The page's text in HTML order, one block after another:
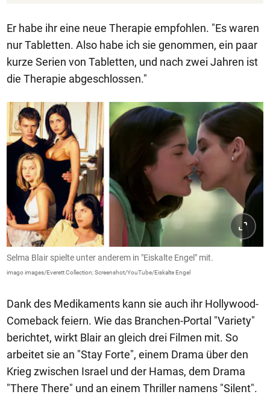
Er habe ihr eine neue Therapie empfohlen. "Es waren
nur Tabletten. Also habe ich sie genommen, ein paar
kurze Serien von Tabletten, und nach zwei Jahren ist
die Therapie abgeschlossen."
Selma Blair spielte unter anderem in "Eiskalte Engel" mit.
imago images/Everett Collection; Screenshot/YouTube/Eiskalte Engel
Dank des Medikaments kann sie auch ihr Hollywood-
Comeback feiern. Wie das Branchen-Portal "Variety"
berichtet, wirkt Blair an gleich drei Filmen mit. So
arbeitet sie an "Stay Forte", einem Drama über den
Krieg zwischen Israel und der Hamas, dem Drama
"There There" und an einem Thriller namens "Silent".